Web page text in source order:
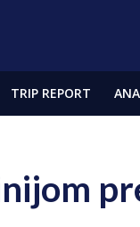
TRIP REPORT